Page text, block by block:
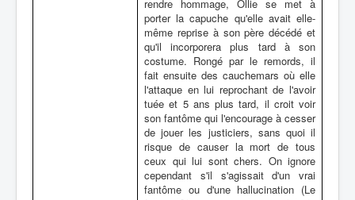
rendre hommage, Ollie se met à
porter la capuche qu'elle avait elle-
même reprise à son père décédé et
qu'il incorporera plus tard à son
costume. Rongé par le remords, il
fait ensuite des cauchemars où elle
l'attaque en lui reprochant de l'avoir
tuée et 5 ans plus tard, il croit voir
son fantôme qui l'encourage à cesser
de jouer les justiciers, sans quoi il
risque de causer la mort de tous
ceux qui lui sont chers. On ignore
cependant s'il s'agissait d'un vrai
fantôme ou d'une hallucination (Le